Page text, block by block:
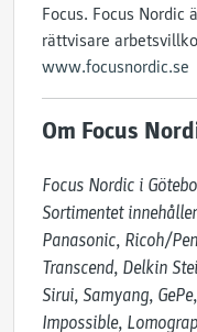
Focus. Focus Nordic
rättvisare
www.focusnordic.se
Om Focus
Focus Nordic i
Sortimentet
Panasonic, Ricoh/
Transcend, Delkin
Sirui, Samyang,
Impossible,